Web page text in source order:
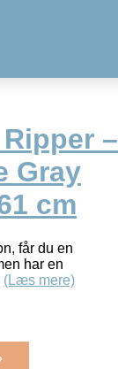
–
Gray
cm
får du en
har en
(Læs mere)